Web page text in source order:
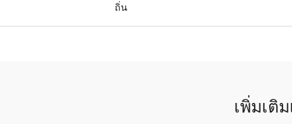
ถิ่น
เพิ่มเติ